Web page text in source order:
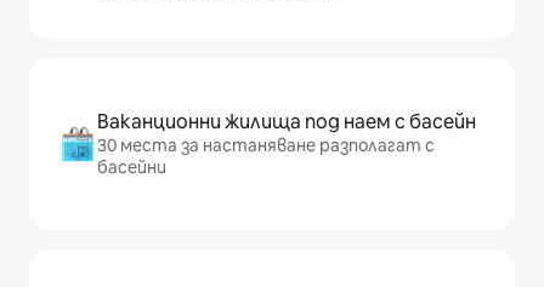
Ваканционни жилища под наем с басейн
30 места за настаняване разполагат с
басейни